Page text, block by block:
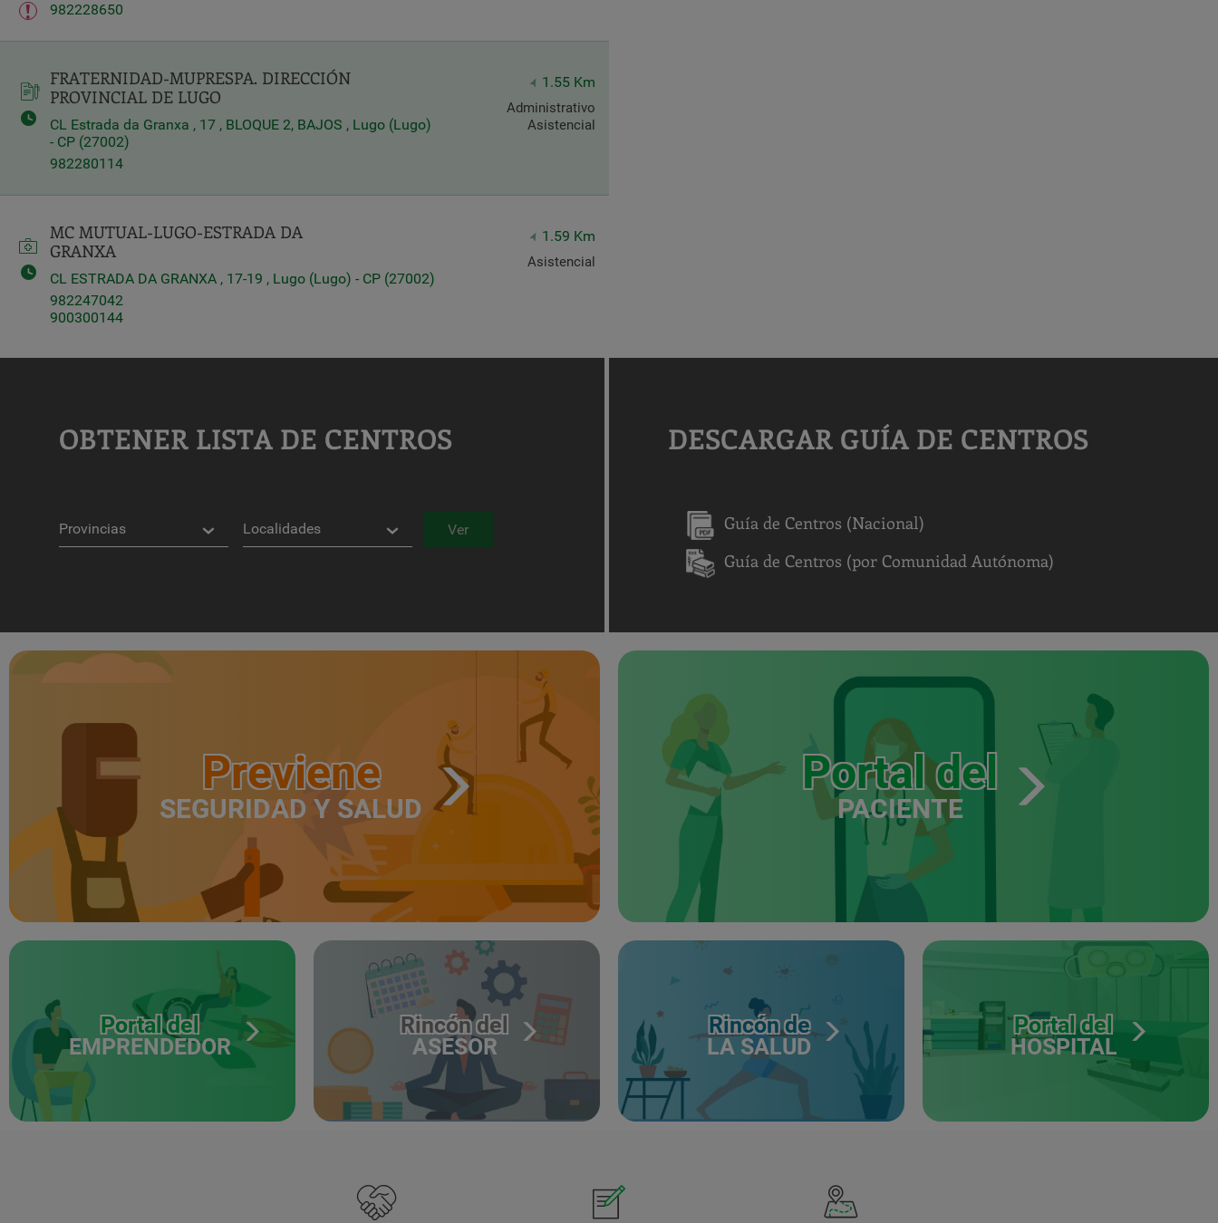
982228650
FRATERNIDAD-MUPRESPA. DIRECCIÓN
PROVINCIAL DE LUGO
CL Estrada da Granxa , 17 , BLOQUE 2, BAJOS , Lugo (Lugo)
- CP (27002)
982280114
1.55 Km
Administrativo
Asistencial
MC MUTUAL-LUGO-ESTRADA DA
GRANXA
CL ESTRADA DA GRANXA , 17-19 , Lugo (Lugo) - CP (27002)
982247042
900300144
1.59 Km
Asistencial
OBTENER LISTA DE CENTROS
Localidades
Ver
DESCARGAR GUÍA DE CENTROS
Guía de Centros (Nacional)
Guía de Centros (por Comunidad Autónoma)
Previene
SEGURIDAD Y SALUD
Portal del
PACIENTE
Portal del
EMPRENDEDOR
Rincón del
ASESOR
Rincón de
LA SALUD
Portal del
HOSPITAL